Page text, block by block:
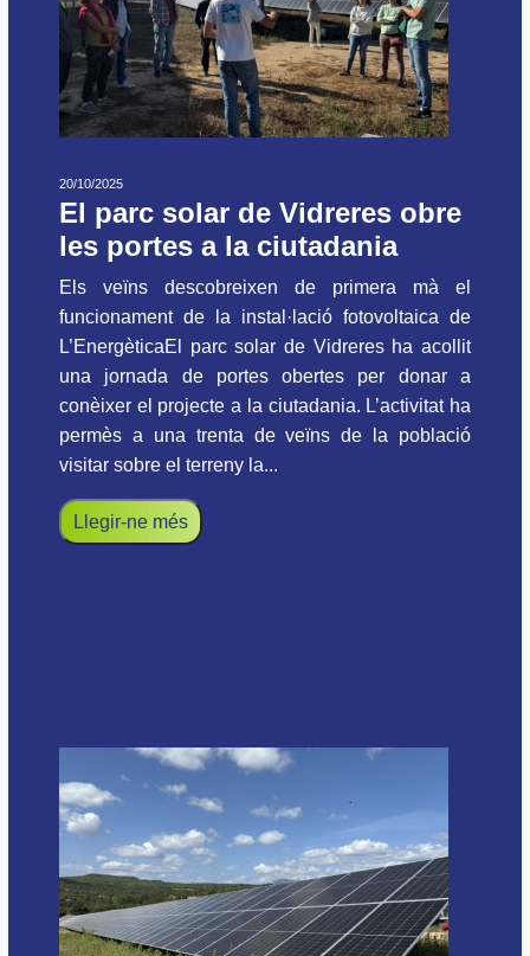
20/10/2025
El parc solar de Vidreres obre
les portes a la ciutadania
Els veïns descobreixen de primera mà el
funcionament de la instal·lació fotovoltaica de
L’EnergèticaEl parc solar de Vidreres ha acollit
una jornada de portes obertes per donar a
conèixer el projecte a la ciutadania. L’activitat ha
permès a una trenta de veïns de la població
visitar sobre el terreny la...
Llegir-ne més